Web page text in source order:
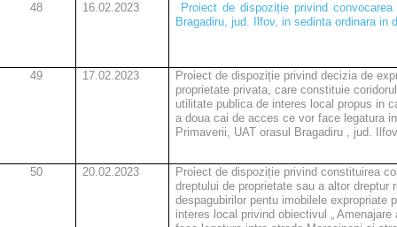
48 16.02.2023
Proiect de dispoziție privind
Bragadiru, jud. Ilfov, in sedinta ordinara in
49 17.02.2023
Proiect de dispoziție privind decizia de
proprietate privata, care constituie
utilitate publica de interes local propus in
a doua cai de acces ce vor face legatura
Primaverii, UAT orasul Bragadiru , jud.
50 20.02.2023
Proiect de dispoziție privind constituirea
dreptului de proprietate sau a altor dreptur
despagubirilor pentu imobilele expropriate
interes local privind obiectivul „